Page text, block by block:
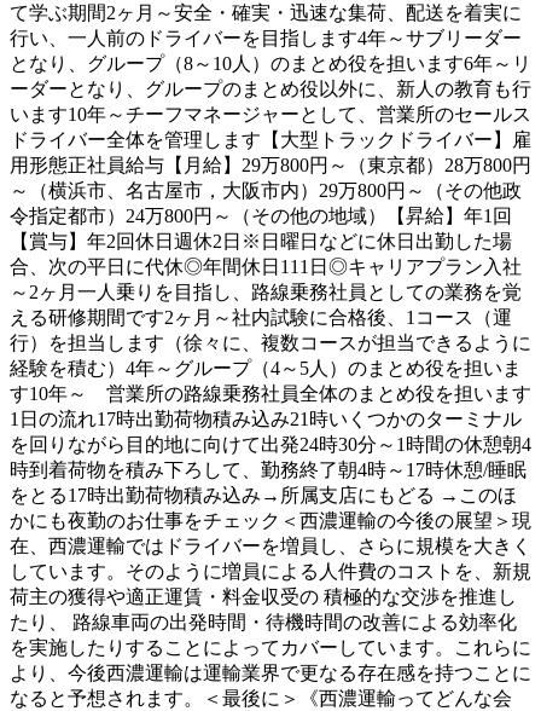
て学ぶ期間2ヶ月～安全・確実・迅速な集荷、配送を着実に
行い、一人前のドライバーを目指します4年～サブリーダー
となり、グループ（8～10人）のまとめ役を担います6年～リ
ーダーとなり、グループのまとめ役以外に、新人の教育も行
います10年～チーフマネージャーとして、営業所のセールス
ドライバー全体を管理します【大型トラックドライバー】雇
用形態正社員給与【月給】29万800円～（東京都）28万800円
～（横浜市、名古屋市，大阪市内）29万800円～（その他政
令指定都市）24万800円～（その他の地域）【昇給】年1回
【賞与】年2回休日週休2日※日曜日などに休日出勤した場
合、次の平日に代休◎年間休日111日◎キャリアプラン入社
～2ヶ月一人乗りを目指し、路線乗務社員としての業務を覚
える研修期間です2ヶ月～社内試験に合格後、1コース（運
行）を担当します（徐々に、複数コースが担当できるように
経験を積む）4年～グループ（4～5人）のまとめ役を担いま
す10年～ 営業所の路線乗務社員全体のまとめ役を担います
1日の流れ17時出勤荷物積み込み21時いくつかのターミナル
を回りながら目的地に向けて出発24時30分～1時間の休憩朝4
時到着荷物を積み下ろして、勤務終了朝4時～17時休憩/睡眠
をとる17時出勤荷物積み込み→所属支店にもどる →このほ
かにも夜勤のお仕事をチェック＜西濃運輸の今後の展望＞現
在、西濃運輸ではドライバーを増員し、さらに規模を大きく
しています。そのように増員による人件費のコストを、新規
荷主の獲得や適正運賃・料金収受の 積極的な交渉を推進し
たり、 路線車両の出発時間・待機時間の改善による効率化
を実施したりすることによってカバーしています。これらに
より、今後西濃運輸は運輸業界で更なる存在感を持つことに
なると予想されます。＜最後に＞《西濃運輸ってどんな会